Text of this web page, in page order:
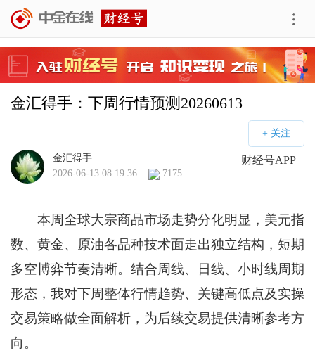
金汇得手：下周行情预测20260613
财经号APP
金汇得手
2026-06-13 08:19:36
7175
本周全球大宗商品市场走势分化明显，美元指
数、黄金、原油各品种技术面走出独立结构，短期
多空博弈节奏清晰。结合周线、日线、小时线周期
形态，我对下周整体行情趋势、关键高低点及实操
交易策略做全面解析，为后续交易提供清晰参考方
向。